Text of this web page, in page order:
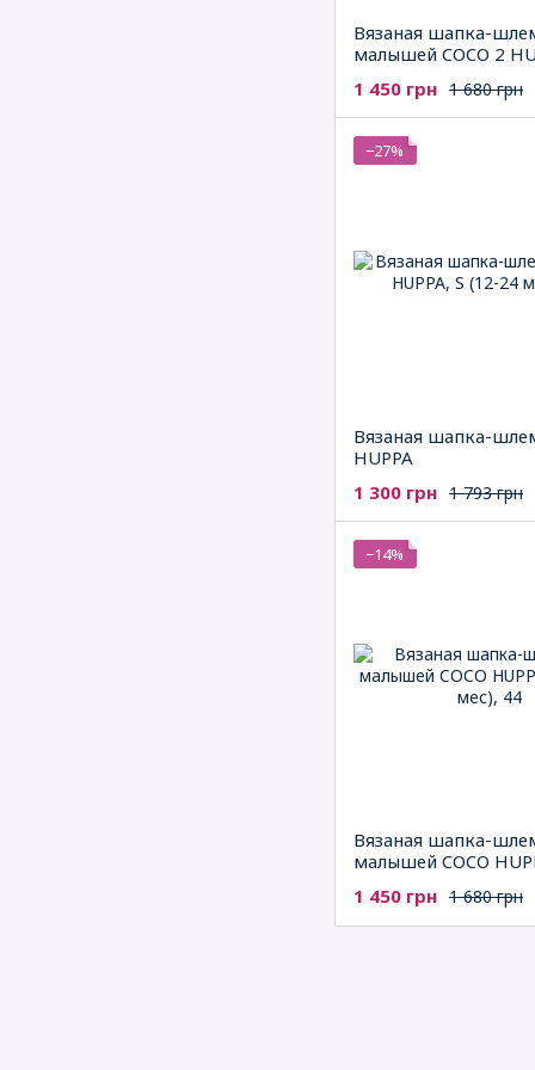
Вязаная шапка-
малышей COCO 2
1 680 грн
1 450 грн
−27%
Вязаная шапка-
HUPPA
1 793 грн
1 300 грн
−14%
Вязаная шапка-
малышей COCO
1 680 грн
1 450 грн